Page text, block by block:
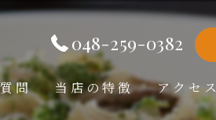
048-259-0382
問 当店の特徴 アクセス